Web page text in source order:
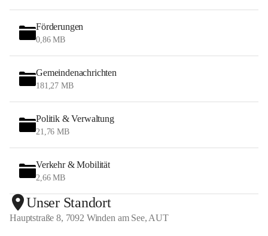
Förderungen
0,86 MB
Gemeindenachrichten
181,27 MB
Politik & Verwaltung
21,76 MB
Verkehr & Mobilität
2,66 MB
Unser Standort
Hauptstraße 8, 7092 Winden am See, AUT